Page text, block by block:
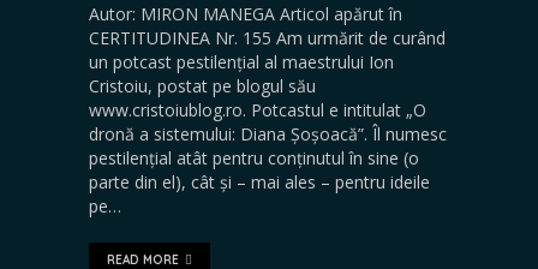
Autor: MIRON MANEGA Articol apărut în
CERTITUDINEA Nr. 155 Am urmărit de curând
un potcast pestilențial al maestrului Ion
Cristoiu, postat pe blogul său
www.cristoiublog.ro. Potcastul e intitulat „O
dronă a sistemului: Diana Șoșoacă”. Îl numesc
pestilențial atât pentru conținutul în sine (o
parte din el), cât și – mai ales – pentru ideile
pe…
READ MORE